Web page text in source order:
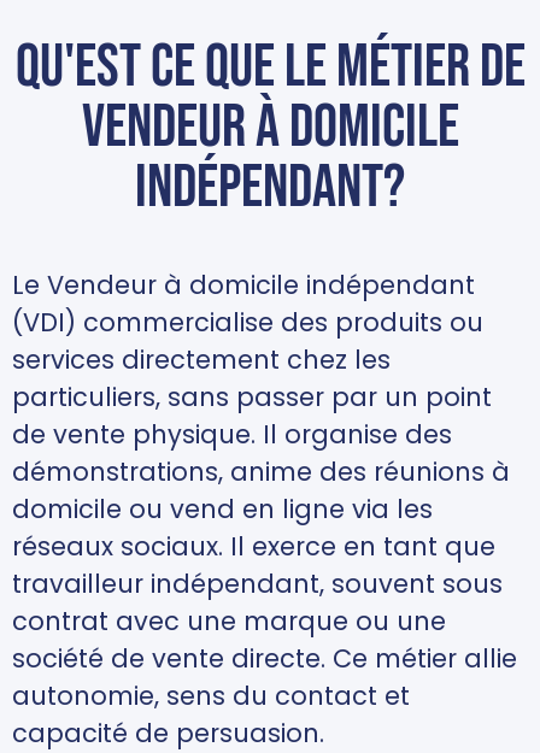
Qu'est ce que le métier de
vendeur à domicile
indépendant?
Le Vendeur à domicile indépendant
(VDI) commercialise des produits ou
services directement chez les
particuliers, sans passer par un point
de vente physique. Il organise des
démonstrations, anime des réunions à
domicile ou vend en ligne via les
réseaux sociaux. Il exerce en tant que
travailleur indépendant, souvent sous
contrat avec une marque ou une
société de vente directe. Ce métier allie
autonomie, sens du contact et
capacité de persuasion.